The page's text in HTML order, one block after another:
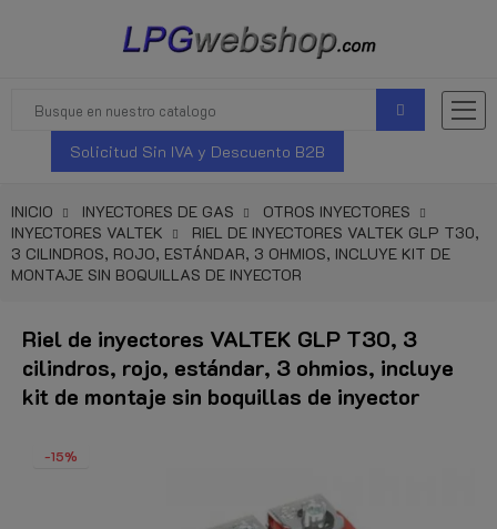
Solicitud Sin IVA y Descuento B2B
INICIO INYECTORES DE GAS
OTROS INYECTORES
INYECTORES VALTEK
RIEL DE INYECTORES VALTEK GLP T30,
3 CILINDROS, ROJO, ESTÁNDAR, 3 OHMIOS, INCLUYE KIT DE
MONTAJE SIN BOQUILLAS DE INYECTOR
Riel de inyectores VALTEK GLP T30, 3
cilindros, rojo, estándar, 3 ohmios, incluye
kit de montaje sin boquillas de inyector
-15%